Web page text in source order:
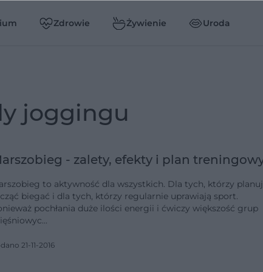
Zdrowie Żywienie Uroda
joggingu
- zalety, efekty i plan
to aktywność dla wszystkich. Dla tych, którzy
biegać i dla tych, którzy regularnie uprawiają sport.
pochłania duże ilości energii i ćwiczy większość grup
21-11-2016